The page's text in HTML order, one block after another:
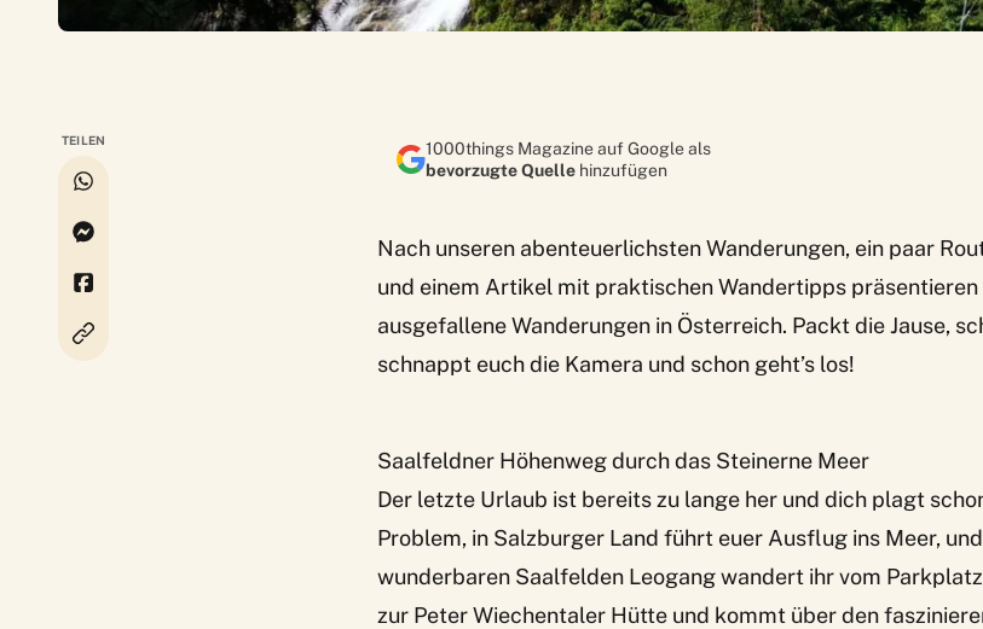
TEILEN
1000things Magazine auf Google als
bevorzugte Quelle hinzufügen
Nach unseren abenteuerlichsten Wanderungen, ein paar
und einem Artikel mit praktischen Wandertipps präsentieren
ausgefallene Wanderungen in Österreich. Packt die Jause,
schnappt euch die Kamera und schon geht’s los!
Saalfeldner Höhenweg durch das Steinerne Meer
Der letzte Urlaub ist bereits zu lange her und dich plagt
Problem, in Salzburger Land führt euer Ausflug ins Meer,
wunderbaren Saalfelden Leogang wandert ihr vom
zur Peter Wiechentaler Hütte und kommt über den